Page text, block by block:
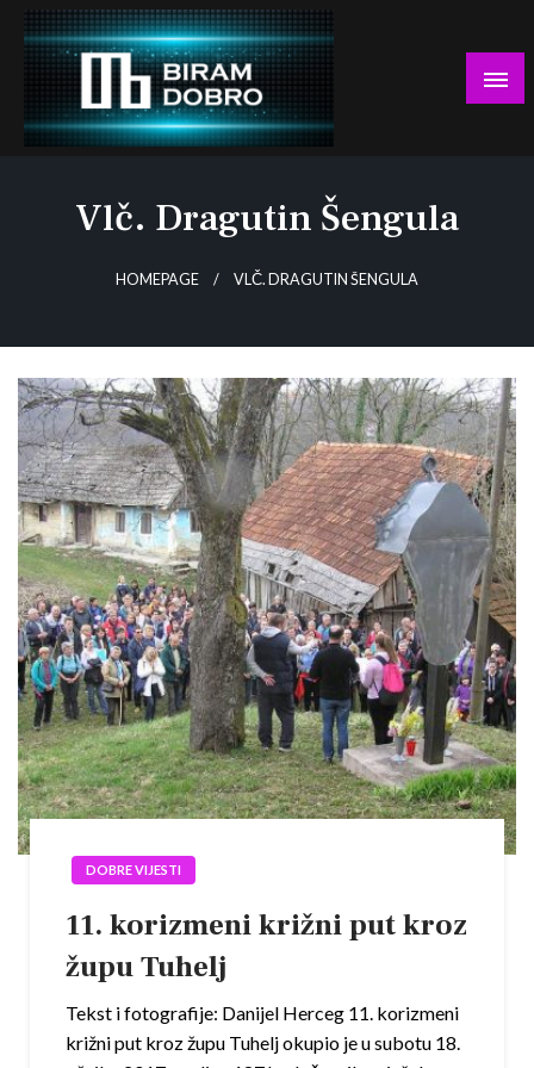
Skip
content
Vlč. Dragutin Šengula
HOMEPAGE VLČ. DRAGUTIN ŠENGULA
DOBRE VIJESTI
11. korizmeni križni put kroz
župu Tuhelj
Tekst i fotografije: Danijel Herceg 11. korizmeni
križni put kroz župu Tuhelj okupio je u subotu 18.